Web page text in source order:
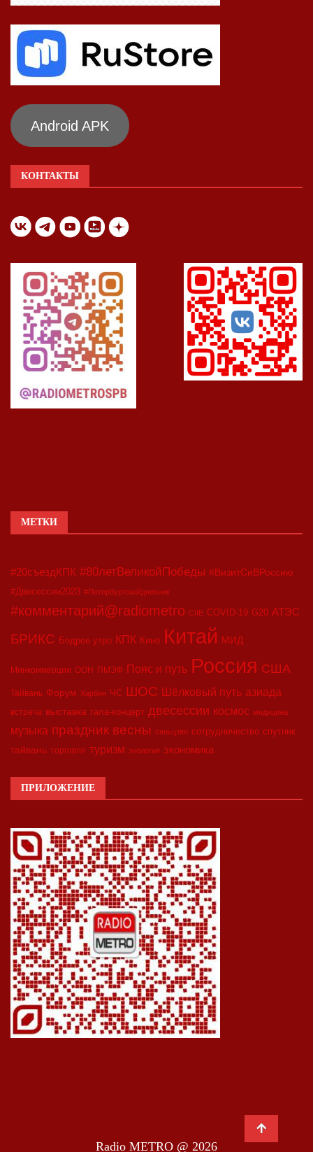
Android APK
КОНТАКТЫ
МЕТКИ
#20съездКПК #80летВеликойПобеды #ВизитСиВРоссию
#Двесессии2023 #Петербургскийдневник
#комментарий@radiometro CIIE COVID-19 G20 АТЭС
БРИКС Бодрое утро КПК Кино Китай МИД
Минкоммерции ООН ПМЭФ Пояс и путь Россия США
Тайвань Форум Харбин ЧС ШОС Шёлковый путь азиада
встреча выставка гала-концерт двесессии космос медицина
музыка праздник весны синьцзян сотрудничество спутник
тайвань торговля туризм экология экономика
ПРИЛОЖЕНИЕ
Radio METRO @ 2026